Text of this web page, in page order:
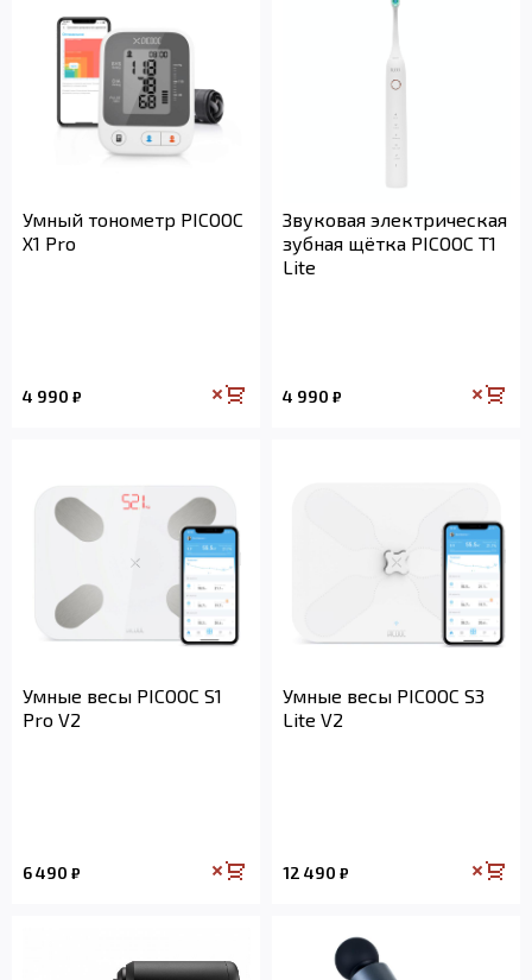
Умный тонометр PICOOC
X1 Pro
4 990 ₽
Звуковая электрическая
зубная щётка PICOOC T1
Lite
4 990 ₽
Умные весы PICOOC S1
Pro V2
6 490 ₽
Умные весы PICOOC S3
Lite V2
12 490 ₽